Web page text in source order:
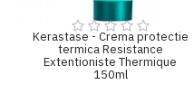
Kerastase - Crema protectie
termica Resistance
Extentioniste Thermique
150ml